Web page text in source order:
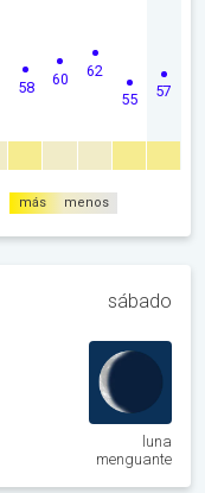
58 60 62
55 57
más menos
sábado
luna
menguante